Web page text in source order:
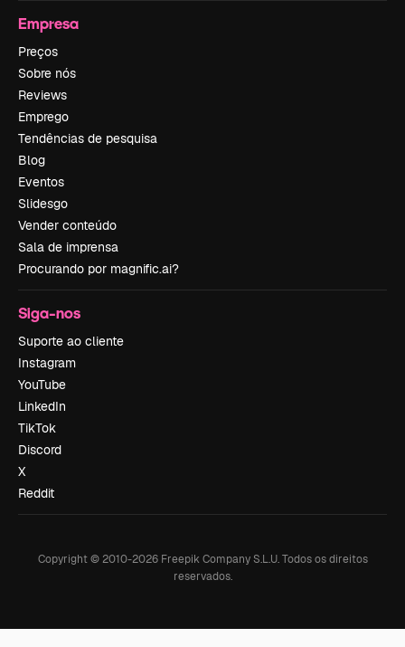
Empresa
Preços
Sobre nós
Reviews
Emprego
Tendências de pesquisa
Blog
Eventos
Slidesgo
Vender conteúdo
Sala de imprensa
Procurando por magnific.ai?
Siga-nos
Suporte ao cliente
Instagram
YouTube
LinkedIn
TikTok
Discord
X
Reddit
Copyright © 2010-2026Freepik Company S.L.U. Todos os direitos
reservados.